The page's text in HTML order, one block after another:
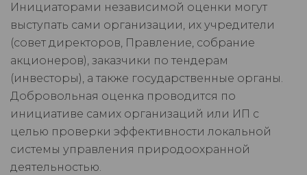
Инициаторами независимой оценки могут
выступать сами организации, их учредители
(совет директоров, Правление, собрание
акционеров), заказчики по тендерам
(инвесторы), а также государственные органы.
Добровольная оценка проводится по
инициативе самих организаций или ИП с
целью проверки эффективности локальной
системы управления природоохранной
деятельностью.